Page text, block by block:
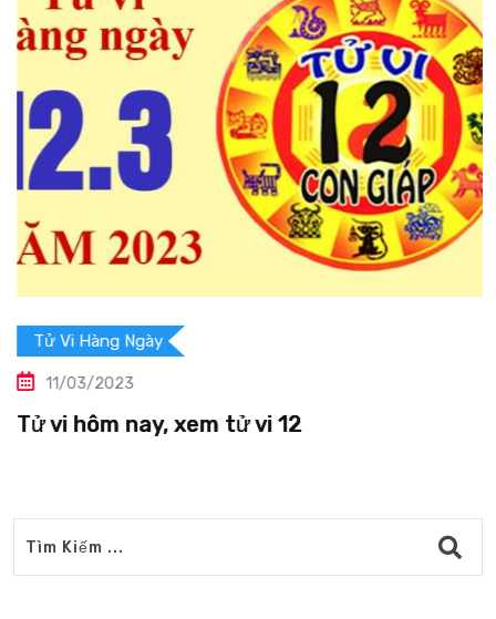
Tử Vi Hàng Ngày
11/03/2023
Tử vi hôm nay, xem tử vi 12